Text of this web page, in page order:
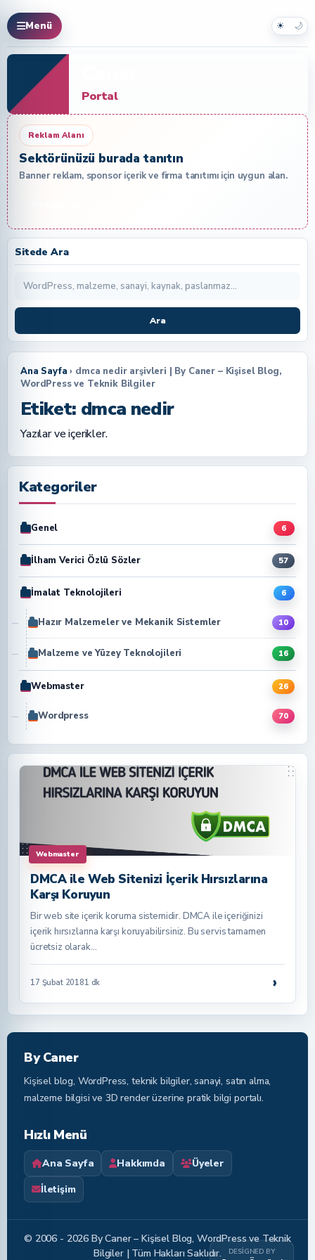
Menü ☀ 🌙
Portal
Reklam Alanı
Sektörünüzü burada tanıtın
Banner reklam, sponsor içerik ve firma tanıtımı için uygun alan.
Sitede Ara
Ara
Ana Sayfa › dmca nedir arşivleri | By Caner – Kişisel Blog,
WordPress ve Teknik Bilgiler
Etiket: dmca nedir
Yazılar ve içerikler.
Kategoriler
Genel 6
İlham Verici Özlü Sözler 57
İmalat Teknolojileri 6
Hazır Malzemeler ve Mekanik Sistemler 10
Malzeme ve Yüzey Teknolojileri 16
Webmaster 26
Wordpress 70
Webmaster
DMCA ile Web Sitenizi İçerik Hırsızlarına
Karşı Koruyun
Bir web site içerik koruma sistemidir. DMCA ile içeriğinizi
içerik hırsızlarına karşı koruyabilirsiniz. Bu servis tamamen
ücretsiz olarak…
17 Şubat 20181 dk ›
By Caner
Kişisel blog, WordPress, teknik bilgiler, sanayi, satın alma,
malzeme bilgisi ve 3D render üzerine pratik bilgi portalı.
Hızlı Menü
Ana Sayfa Hakkımda
Üyeler
İletişim
© 2006 - 2026 By Caner – Kişisel Blog, WordPress ve Teknik
Bilgiler | Tüm Hakları Saklıdır.
DESIGNED BY